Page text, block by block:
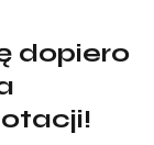
dopiero